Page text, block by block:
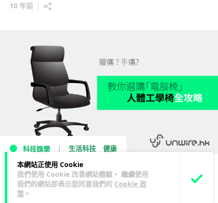
本網站正使用 Cookie
我們使用 Cookie 改善網站體驗。 繼續使用
我們的網站即表示您同意我們的 Cookie 政
策 。
10 年前
科技娛樂 生活科技 健康
電腦人必讀 ! 教你選購「人體工學電腦椅」
11 年前